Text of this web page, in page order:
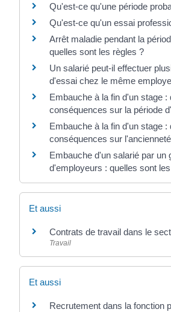
Qu'est-ce qu'une période
Qu'est-ce qu'un essai
Arrêt maladie pendant la
quelles sont les règles ?
Un salarié peut-il effectuer
d'essai chez le même
Embauche à la fin d'un stage :
conséquences sur la période
Embauche à la fin d'un stage :
conséquences sur
Embauche d'un salarié par un
d'employeurs : quelles sont
Et aussi
Contrats de travail dans le
Travail
Et aussi
Recrutement dans la fonction